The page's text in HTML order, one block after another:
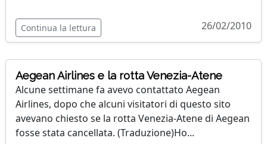
Continua la lettura 26/02/2010
Aegean Airlines e la rotta Venezia-Atene
Alcune settimane fa avevo contattato Aegean
Airlines, dopo che alcuni visitatori di questo sito
avevano chiesto se la rotta Venezia-Atene di Aegean
fosse stata cancellata. (Traduzione)Ho...